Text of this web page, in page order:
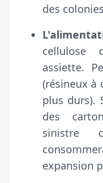
des
cellulose
assiette.
(résineux à
plus durs).
des
sinistre
expansion